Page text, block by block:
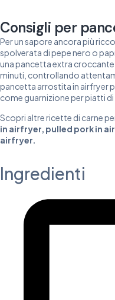
Consigli per
Per un sapore ancora più
spolverata di pepe nero o
una pancetta extra
minuti, controllando
pancetta arrostita in airfryer
come guarnizione per piatti di
Scopri altre ricette di carne
in airfryer, pulled pork in
airfryer.
Ingredienti